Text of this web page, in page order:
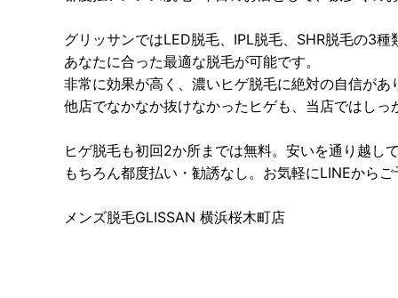
グリッサンではLED脱毛、IPL脱毛、SHR脱毛の3種
あなたに合った最適な脱毛が可能です。
非常に効果が高く、濃いヒゲ脱毛に絶対の自信があ
他店でなかなか抜けなかったヒゲも、当店ではしっ
ヒゲ脱毛も初回2か所までは無料。安いを通り越して
もちろん都度払い・勧誘なし。お気軽にLINEからご
メンズ脱毛GLISSAN 横浜桜木町店